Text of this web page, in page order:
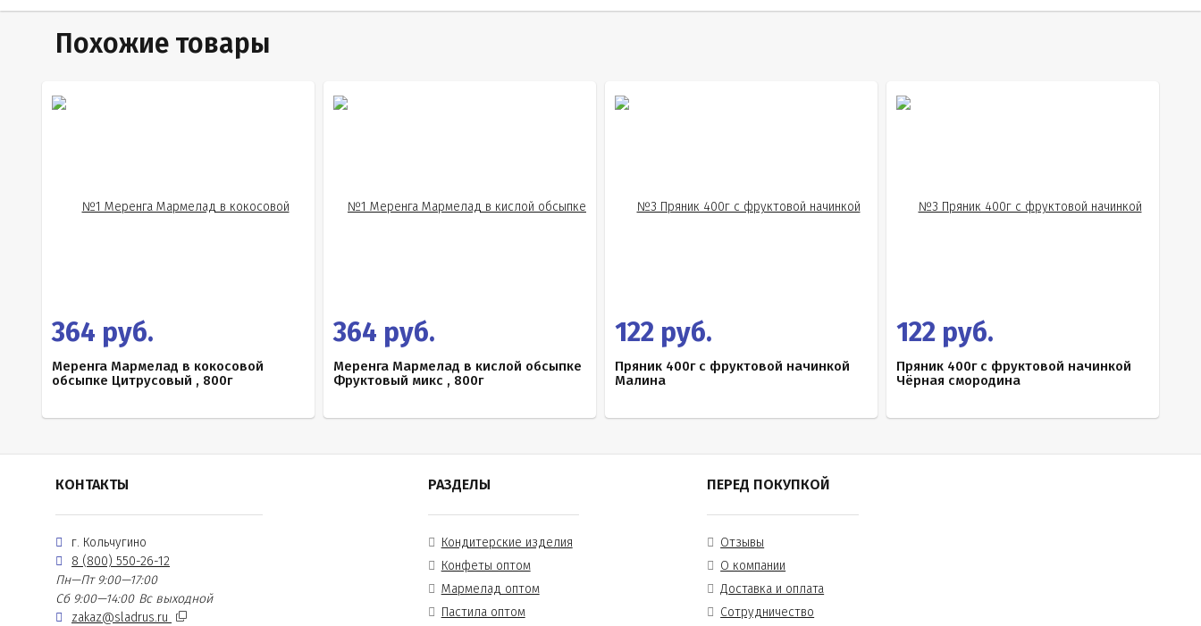
Похожие товары
364 руб.
Меренга Мармелад в кокосовой
обсыпке Цитрусовый , 800г
364 руб.
Меренга Мармелад в кислой обсыпке
Фруктовый микс , 800г
122 руб.
Пряник 400г с фруктовой начинкой
Малина
122 руб.
Пряник 400г с фруктовой начинкой
Чёрная смородина
КОНТАКТЫ
г. Кольчугино
8 (800) 550-26-12
Пн—Пт 9:00—17:00
Сб 9:00—14:00 Вс выходной
zakaz@sladrus.ru
РАЗДЕЛЫ
Кондитерские изделия
Конфеты оптом
Мармелад оптом
Пастила оптом
ПЕРЕД ПОКУПКОЙ
Отзывы
О компании
Доставка и оплата
Сотрудничество